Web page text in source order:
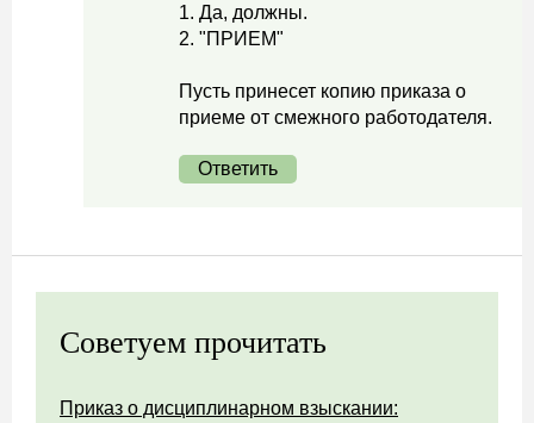
1. Да, должны.
2. "ПРИЕМ"
Пусть принесет копию приказа о
приеме от смежного работодателя.
Ответить
Советуем прочитать
Приказ о дисциплинарном взыскании: